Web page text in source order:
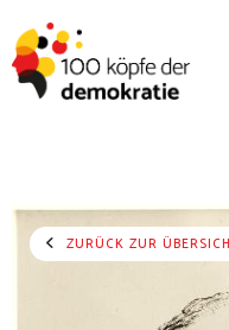
ZURÜCK ZUR